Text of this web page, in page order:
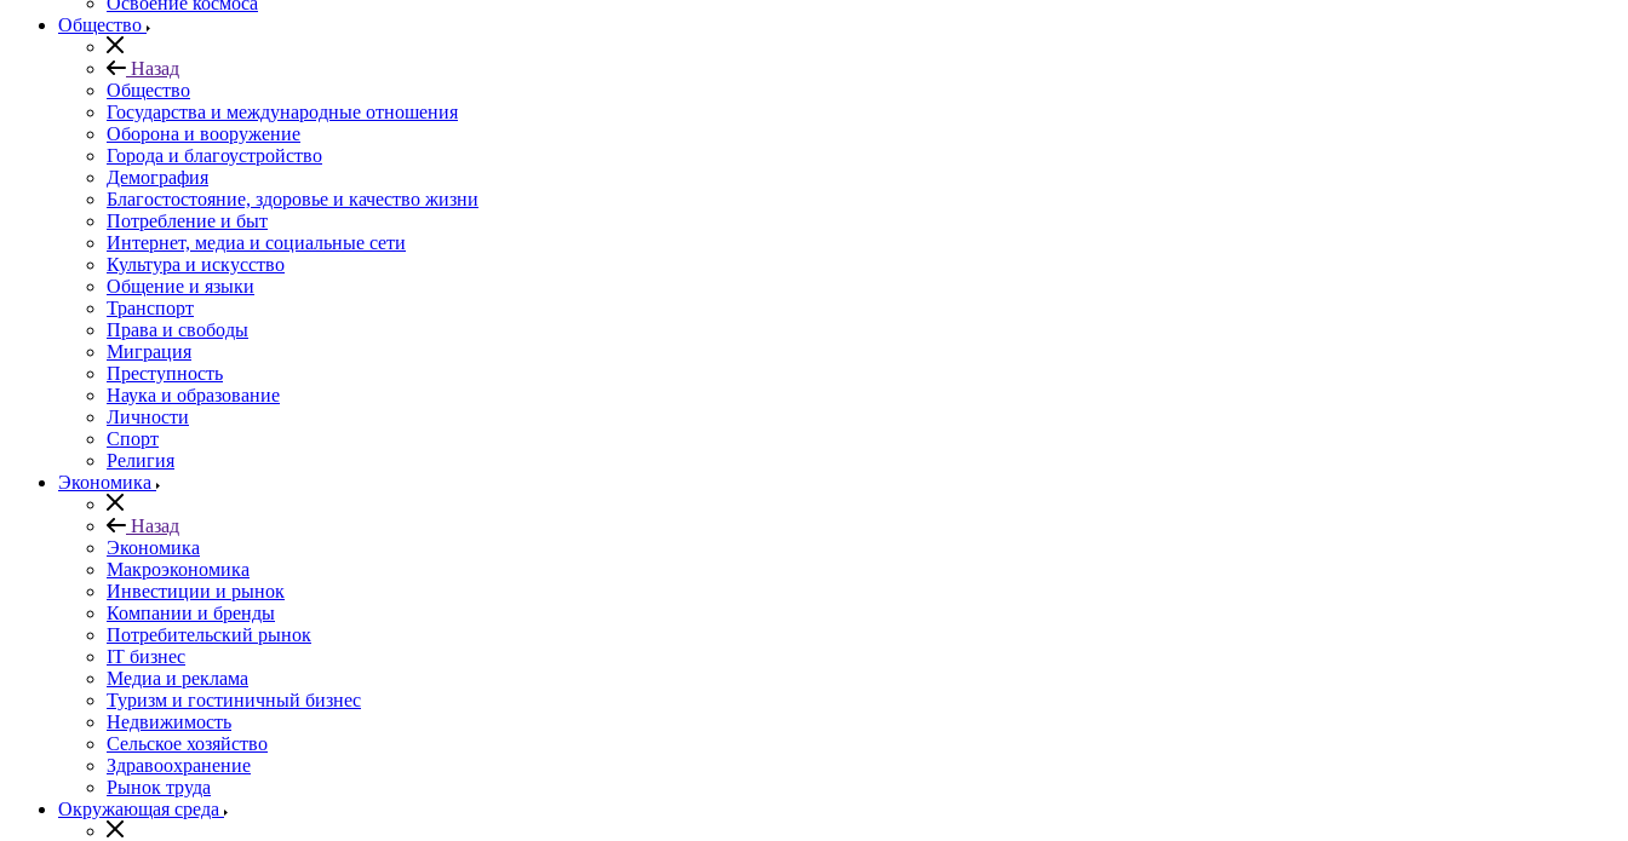
Общество
Назад
Общество
Государства и международные отношения
Оборона и вооружение
Города и благоустройство
Демография
Благостостояние, здоровье и качество жизни
Потребление и быт
Интернет, медиа и социальные сети
Культура и искусство
Общение и языки
Транспорт
Права и свободы
Миграция
Преступность
Наука и образование
Личности
Спорт
Религия
Экономика
Назад
Экономика
Макроэкономика
Инвестиции и рынок
Компании и бренды
Потребительский рынок
IT бизнес
Медиа и реклама
Туризм и гостиничный бизнес
Недвижимость
Сельское хозяйство
Здравоохранение
Рынок труда
Окружающая среда